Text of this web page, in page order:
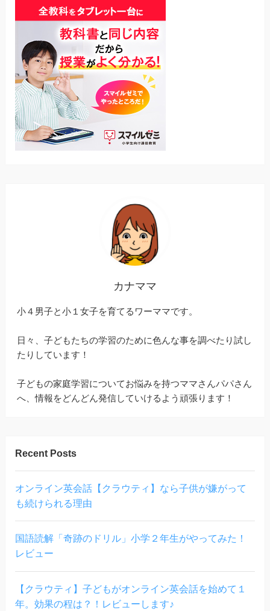
カナママ
小４男子と小１女子を育てるワーママです。
日々、子どもたちの学習のために色んな事を調べたり試し
たりしています！
子どもの家庭学習についてお悩みを持つママさんパパさん
へ、情報をどんどん発信していけるよう頑張ります！
Recent Posts
オンライン英会話【クラウティ】なら子供が嫌がって
も続けられる理由
国語読解「奇跡のドリル」小学２年生がやってみた！
レビュー
【クラウティ】子どもがオンライン英会話を始めて１
年。効果の程は？！レビューします♪